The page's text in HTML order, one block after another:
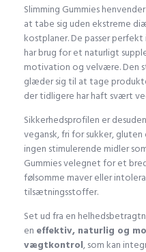
Slimming Gummies
at tabe sig uden ekstreme
kostplaner. De passer
har brug for et naturligt
motivation og velvære. Den
glæder sig til at tage
der tidligere har haft svært
Sikkerhedsprofilen er
vegansk, fri for sukker,
ingen stimulerende midler
Gummies velegnet for et
følsomme maver eller
tilsætningsstoffer.
Set ud fra en
en effektiv, naturlig og
vægtkontrol, som kan